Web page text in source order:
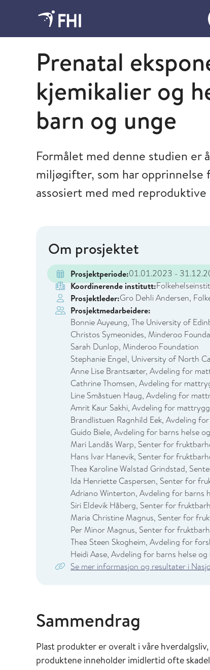
Folkehelseinstituttet
Prenatal
kjemikalier og
barn og unge
Formålet med denne studien er
miljøgifter, som har
assosiert med med
Om prosjektet
Prosjektperiode:01.01.2023 -
Koordinerende institutt:
Prosjektleder:Gro Dehli Andersen,
Prosjektmedarbeidere:
Bonnie Auyeung, The University of
Christos Symeonides, Minderoo
Sarah Dunlop, Minderoo Foundation
Stephanie Engel, University of North
Anne Lise Brantsæter, Avdeling for
Cathrine Thomsen, Avdeling for
Line Småstuen Haug, Avdeling for
Amrit Kaur Sakhi, Avdeling for
Brandlistuen Ragnhild Eek, Avdeling
Guido Biele, Avdeling for barns helse
Mari Landås Warp, Senter for
Hans Ivar Hanevik, Senter for
Thea Karoline Walstad Grindstad,
Ida Henriette Caspersen, Senter for
Adriano Winterton, Avdeling for barns
Siri Eldevik Håberg, Senter for
Maria Christine Magnus, Senter for
Per Minor Magnus, Senter for
Thea Steen Skogheim, Avdeling for
Heidi Aase, Avdeling for barns helse
Se mer informasjon og resultater i
Sammendrag
Plast produkter er overalt i våre
produktene inneholder imidlertid ofte